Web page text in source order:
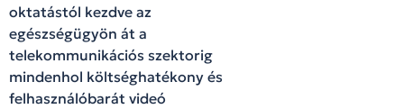
oktatástól kezdve az
egészségügyön át a
telekommunikációs szektorig
mindenhol költséghatékony és
felhasználóbarát videó